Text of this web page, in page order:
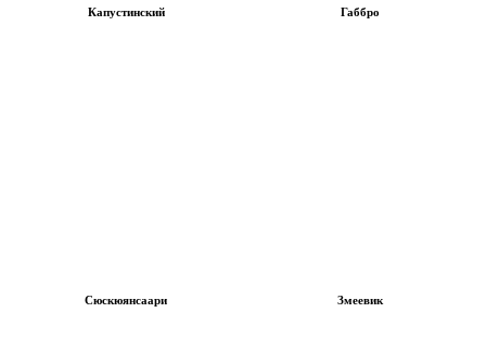
Капустинский Габбро
Сюскюянсаари Змеевик